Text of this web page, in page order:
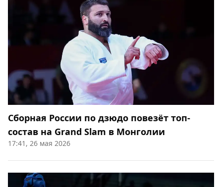
Сборная России по дзюдо повезёт топ-
состав на Grand Slam в Монголии
17:41, 26 мая 2026